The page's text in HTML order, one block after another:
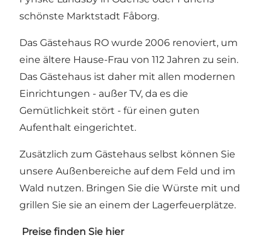
schönste Marktstadt Fåborg.
Das Gästehaus RO wurde 2006 renoviert, um
eine ältere Hause-Frau von 112 Jahren zu sein.
Das Gästehaus ist daher mit allen modernen
Einrichtungen - außer TV, da es die
Gemütlichkeit stört - für einen guten
Aufenthalt eingerichtet.
Zusätzlich zum Gästehaus selbst können Sie
unsere Außenbereiche auf dem Feld und im
Wald nutzen. Bringen Sie die Würste mit und
grillen Sie sie an einem der Lagerfeuerplätze.
Preise finden Sie hier